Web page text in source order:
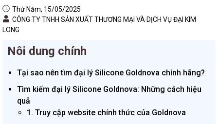
Thứ Năm, 15/05/2025
CÔNG TY TNHH SẢN XUẤT THƯƠNG MẠI VÀ DỊCH VỤ ĐẠI KIM
LONG
Nôi dung chính
Tại sao nên tìm đại lý Silicone Goldnova chính hãng?
Tìm kiếm đại lý Silicone Goldnova: Những cách hiệu
quả
1. Truy cập website chính thức của Goldnova